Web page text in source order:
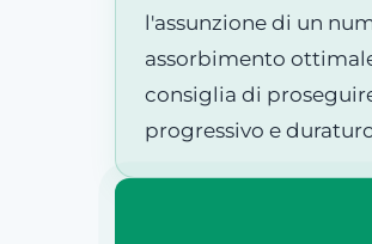
l'assunzione di un
assorbimento
consiglia di
progressivo e